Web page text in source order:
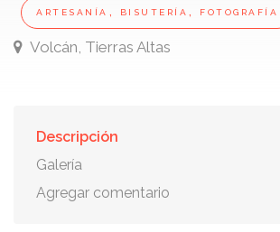
ARTESANÍA , BISUTERÍA , FOTOGRAFÍA
Volcán, Tierras Altas
Descripción
Galería
Agregar comentario